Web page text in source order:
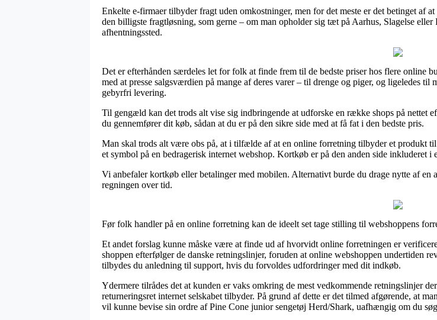
Enkelte e-firmaer tilbyder fragt uden omkostninger, men for det meste er det betinget af
den billigste fragtløsning, som gerne – om man opholder sig tæt på Aarhus, Slagelse
afhentningssted.
Det er efterhånden særdeles let for folk at finde frem til de bedste priser hos flere online
med at presse salgsværdien på mange af deres varer – til drenge og piger, og ligeledes
gebyrfri levering.
Til gengæld kan det trods alt vise sig indbringende at udforske en række shops på nettet
du gennemfører dit køb, sådan at du er på den sikre side med at få fat i den bedste pris.
Man skal trods alt være obs på, at i tilfælde af at en online forretning tilbyder et produkt
et symbol på en bedragerisk internet webshop. Kortkøb er på den anden side
Vi anbefaler kortkøb eller betalinger med mobilen. Alternativt burde du drage nytte af
regningen over tid.
Før folk handler på en online forretning kan de ideelt set tage stilling til webshoppens
Et andet forslag kunne måske være at finde ud af hvorvidt online forretningen er
shoppen efterfølger de danske retningslinjer, foruden at online webshoppen undertiden
tilbydes du anledning til support, hvis du forvoldes udfordringer med dit indkøb.
Ydermere tilrådes det at kunden er vaks omkring de mest vedkommende retningslinjer
returneringsret internet selskabet tilbyder. På grund af dette er det tilmed afgørende, at
vil kunne bevise sin ordre af Pine Cone junior sengetøj Herd/Shark, uafhængig om du